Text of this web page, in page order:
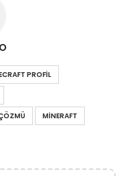
PROFIL
MINERAFT